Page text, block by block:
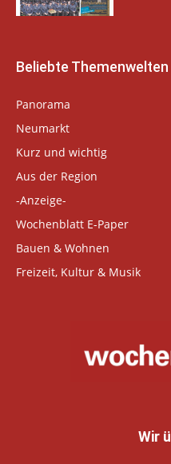
Beliebte Themenwelten
Panorama
Neumarkt
Kurz und wichtig
Aus der Region
-Anzeige-
Wochenblatt E-Paper
Bauen & Wohnen
Freizeit, Kultur & Musik
Wir